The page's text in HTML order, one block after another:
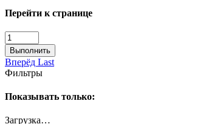
Перейти к странице
Выполнить
Вперёд Last
Фильтры
Показывать только:
Загрузка…